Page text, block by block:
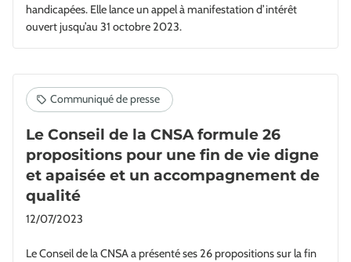
handicapées. Elle lance un appel à manifestation d’intérêt
ouvert jusqu’au 31 octobre 2023.
Le Conseil de la CNSA formule 26
propositions pour une fin de vie digne
et apaisée et un accompagnement de
qualité
12/07/2023
Le Conseil de la CNSA a présenté ses 26 propositions sur la fin